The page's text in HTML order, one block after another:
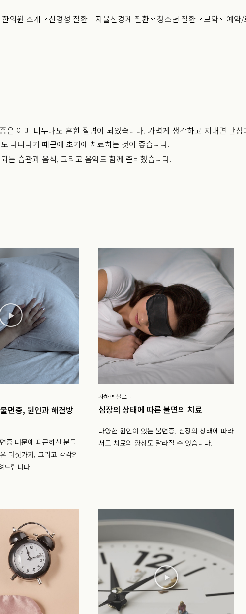
한의원 소개 신경성 질환 자율신경계 질환 청소년 질환 보약 예약/
은 이미 너무나도 흔한 질병이 되었습니다. 가볍게 생각하고 지내면 만성
나타나기 때문에 초기에 치료하는 것이 좋습니다.
는 습관과 음식, 그리고 음악도 함께 준비했습니다.
면증, 원인과 해결방
증 때문에 피곤하신 분들
다섯가지, 그리고 각각의
드립니다.
자하연 블로그
심장의 상태에 따른 불면의 치료
다양한 원인이 있는 불면증, 심장의 상태에 따라
서도 치료의 양상도 달라질 수 있습니다.